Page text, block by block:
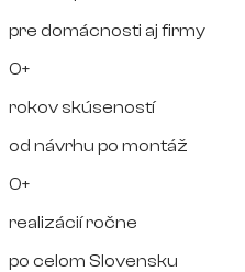
pre domácnosti aj firmy
0+
rokov skúseností
od návrhu po montáž
0+
realizácií ročne
po celom Slovensku